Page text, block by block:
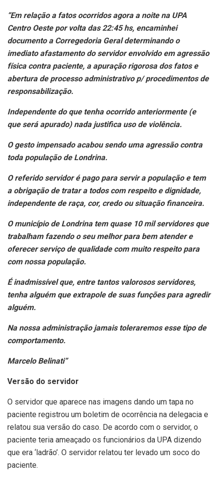
“Em relação a fatos ocorridos agora a noite na UPA
Centro Oeste por volta das 22:45 hs, encaminhei
documento a Corregedoria Geral determinando o
imediato afastamento do servidor envolvido em agressão
física contra paciente, a apuração rigorosa dos fatos e
abertura de processo administrativo p/ procedimentos de
responsabilização.
Independente do que tenha ocorrido anteriormente (e
que será apurado) nada justifica uso de violência.
O gesto impensado acabou sendo uma agressão contra
toda população de Londrina.
O referido servidor é pago para servir a população e tem
a obrigação de tratar a todos com respeito e dignidade,
independente de raça, cor, credo ou situação financeira.
O município de Londrina tem quase 10 mil servidores que
trabalham fazendo o seu melhor para bem atender e
oferecer serviço de qualidade com muito respeito para
com nossa população.
É inadmissível que, entre tantos valorosos servidores,
tenha alguém que extrapole de suas funções para agredir
alguém.
Na nossa administração jamais toleraremos esse tipo de
comportamento.
Marcelo Belinati”
Versão do servidor
O servidor que aparece nas imagens dando um tapa no
paciente registrou um boletim de ocorrência na delegacia e
relatou sua versão do caso. De acordo com o servidor, o
paciente teria ameaçado os funcionários da UPA dizendo
que era ‘ladrão’. O servidor relatou ter levado um soco do
paciente.